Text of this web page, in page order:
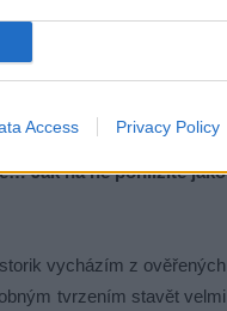
Access Privacy Policy
objevených historických
A současně vysvětlují,
články s neověřenými
Jak na ně pohlížíte jako
vycházím z ověřených
tvrzením stavět velmi